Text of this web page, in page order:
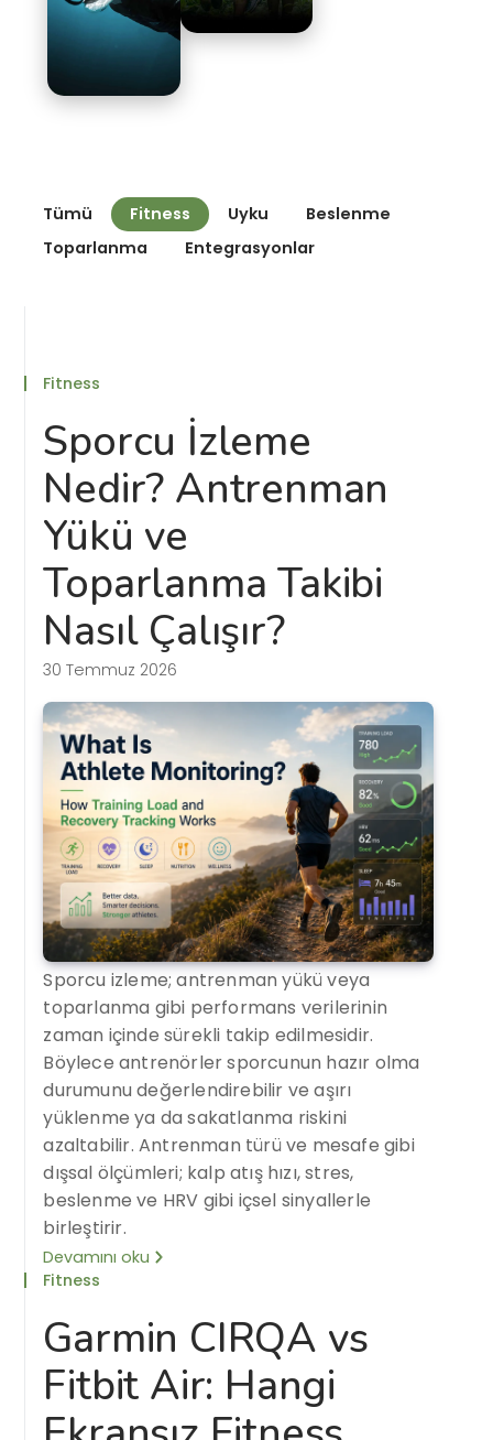
Tümü Fitness Uyku
Beslenme
Toparlanma
Entegrasyonlar
Fitness
Sporcu İzleme
Nedir? Antrenman
Yükü ve
Toparlanma Takibi
Nasıl Çalışır?
30 Temmuz 2026
Sporcu izleme; antrenman yükü veya
toparlanma gibi performans verilerinin
zaman içinde sürekli takip edilmesidir.
Böylece antrenörler sporcunun hazır olma
durumunu değerlendirebilir ve aşırı
yüklenme ya da sakatlanma riskini
azaltabilir. Antrenman türü ve mesafe gibi
dışsal ölçümleri; kalp atış hızı, stres,
beslenme ve HRV gibi içsel sinyallerle
birleştirir.
Devamını oku
Fitness
Garmin CIRQA vs
Fitbit Air: Hangi